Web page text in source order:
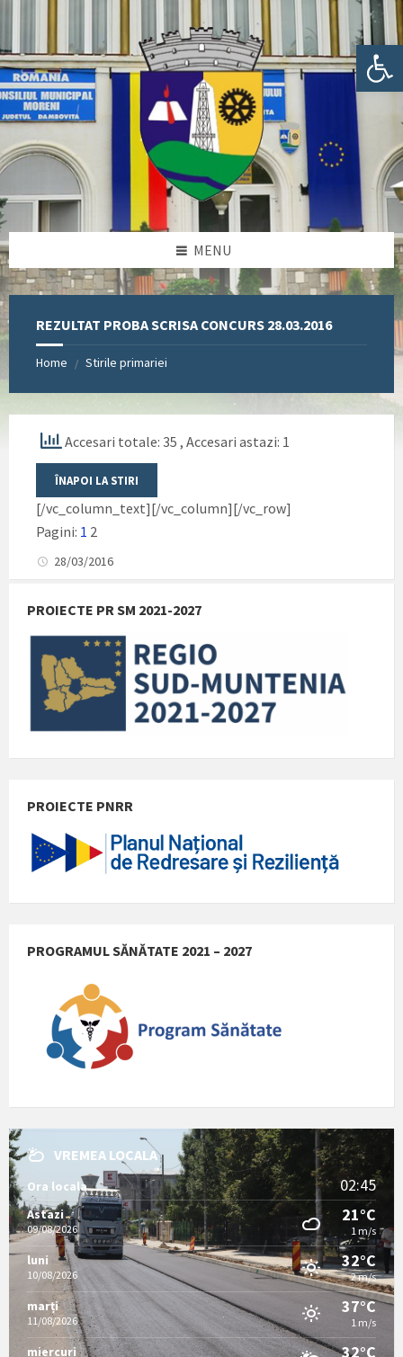
Deschide bara de unelte
sidebar
sidebar
MENU
REZULTAT PROBA SCRISA CONCURS 28.03.2016
Home / Stirile primariei
Accesari totale: 35 , Accesari astazi: 1
[/vc_column_text][/vc_column][/vc_row]
Pagini: 1 2
28/03/2016
PROIECTE PR SM 2021-2027
PROIECTE PNRR
PROGRAMUL SĂNĂTATE 2021 – 2027
VREMEA LOCALA
Ora locala 02:45
Astazi
09/08/2026
21°C
1 m/s
luni
10/08/2026
32°C
2 m/s
marți
11/08/2026
37°C
1 m/s
miercuri 32°C